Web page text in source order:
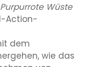
Purpurrote Wüste
Action-
dem
wie das